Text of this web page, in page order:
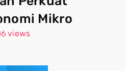
Mikro
views